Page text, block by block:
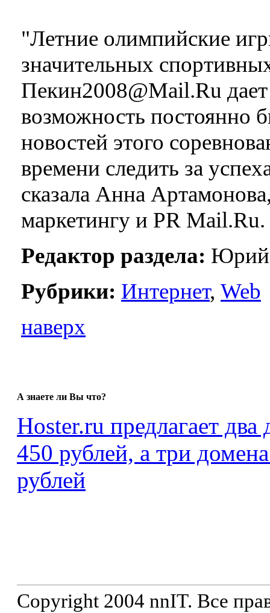
"Летние олимпийские
значительных
Пекин2008@Mail.Ru
возможность постоянно
новостей этого
времени следить за
сказала Анна
маркетингу и PR Mail.Ru.
Редактор раздела: Юрий
Рубрики: Интернет, Web
наверх
А знаете ли Вы что?
Hoster.ru предлагает
450 рублей, а три
рублей
Copyright 2004 nnIT. Все